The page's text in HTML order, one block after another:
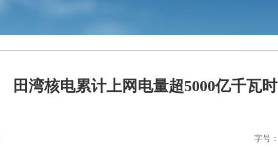
田湾核电累计上网电量超5000亿千瓦时
字号：